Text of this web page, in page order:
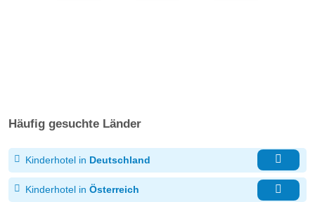
Häufig gesuchte Länder
Kinderhotel in Deutschland
Kinderhotel in Österreich